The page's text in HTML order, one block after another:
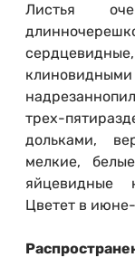
Листья
трех-
дольками,
мелкие,
яйцевидные
Цветет в